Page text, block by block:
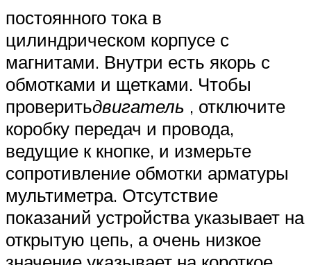
постоянного тока в
цилиндрическом корпусе с
магнитами. Внутри есть якорь с
обмотками и щетками. Чтобы
проверитьдвигатель , отключите
коробку передач и провода,
ведущие к кнопке, и измерьте
сопротивление обмотки арматуры
мультиметра. Отсутствие
показаний устройства указывает на
открытую цепь, а очень низкое